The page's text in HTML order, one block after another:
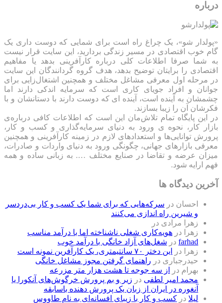
درباره
«پولدار شو»، یک چراغ راه است برای شمایی که دوست داری یک
گام خوب اقتصادی در مسیر زندگی بردارید، این سایت قرار نیست
به شما صرفا اطلاعات کلی درباره کارآفرینی بدهد یا مفاهیم
اقتصادی را برایتان توضیح بدهد، هدف گروه گردانندگان این سایت
در مرحله اول معرفی مشاغل مختلف و همچنین اشتغال‌زایی برای
جوانان و افراد جویای کاری است که سرمایه اندکی دارند اما
چشمشان به آینده است، آینده ای که دوست دارند با دستانشان و با
فکرشان آن را زیبا بسازند.
در این پایگاه تمام تلاش‌مان این است که ‌اطلاعات کافی درباره‌ی
بازار کار، نحوه ی ورود به دنیای سرمایه‌گذاری و کسب و کار،
پرورش توانایی‌ها و استعدادهای لازم در زمینه کارآفرینی و همچنین
معرفی بازارهای جهانی، چگونگی ورود به دنیای واردات و صادرات،
میزان عرضه و تقاضا در صنایع مختلف …. به زبانی ساده و همه
فهم ارایه شود.
آخرین دیدگاه ها
احسان در سرکه‌هایی که برای شما یک کسب و کار بی‌دردسر
و شیرین راه اندازی می‌کنند
زهرا مرادی در
زهرا
در هویه‌کاری شغلی ناشناخته اما با درآمد مناسب
farhad در شغل‌های آزاد خانگی با درآمد خوب
زهرا
در
این دختر ۷۰ سانتیمتری، یک کارآفرین نمونه است
حیدرجباری در راهنمای گرفتن مجوز مشاغل خانگی
بهرام در
از سه جوجه تا هشت هزار متر مزرعه
محمد امیر لطفی در زیر و بم پرورش خرگوش‌های آنکورا یا
آنغوره در ایران از زبان یک پرورش دهنده باسابقه
لیلا در کسب و کار با زیبای افسانه‌ای به نام طاووس